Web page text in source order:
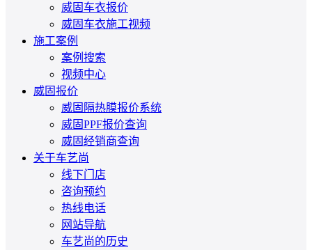
威固车衣报价
威固车衣施工视频
施工案例
案例搜索
视频中心
威固报价
威固隔热膜报价系统
威固PPF报价查询
威固经销商查询
关于车艺尚
线下门店
咨询预约
热线电话
网站导航
车艺尚的历史